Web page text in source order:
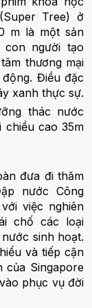
Tree) ở
m là một sản
người tạo
thương mại
Điều đặc
xanh thực sự.
thác nước
chiều cao 35m
đưa đi thăm
nước Công
việc nghiên
chố các loại
sinh hoạt.
và tiếp cận
Singapore
phục vụ đời